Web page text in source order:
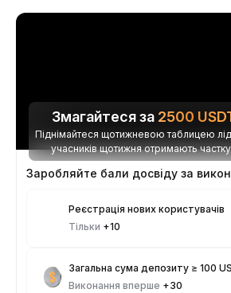
Змагайтеся за 2500
Піднімайтеся щотижневою таблицею
учасників щотижня отримають
Заробляйте бали досвіду за
Реєстрація нових користувачів
Тільки +10
Загальна сума депозиту ≥ 100
Виконання вперше +30